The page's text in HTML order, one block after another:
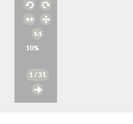
10%
1 / 31